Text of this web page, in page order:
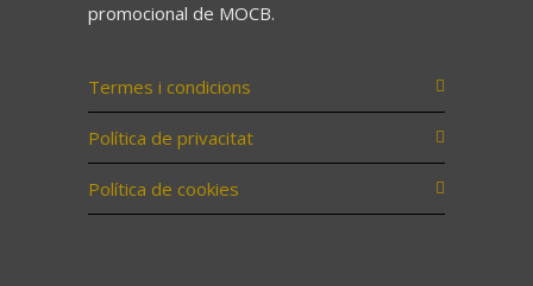
promocional de MOCB.
Termes i condicions
Política de privacitat
Política de cookies